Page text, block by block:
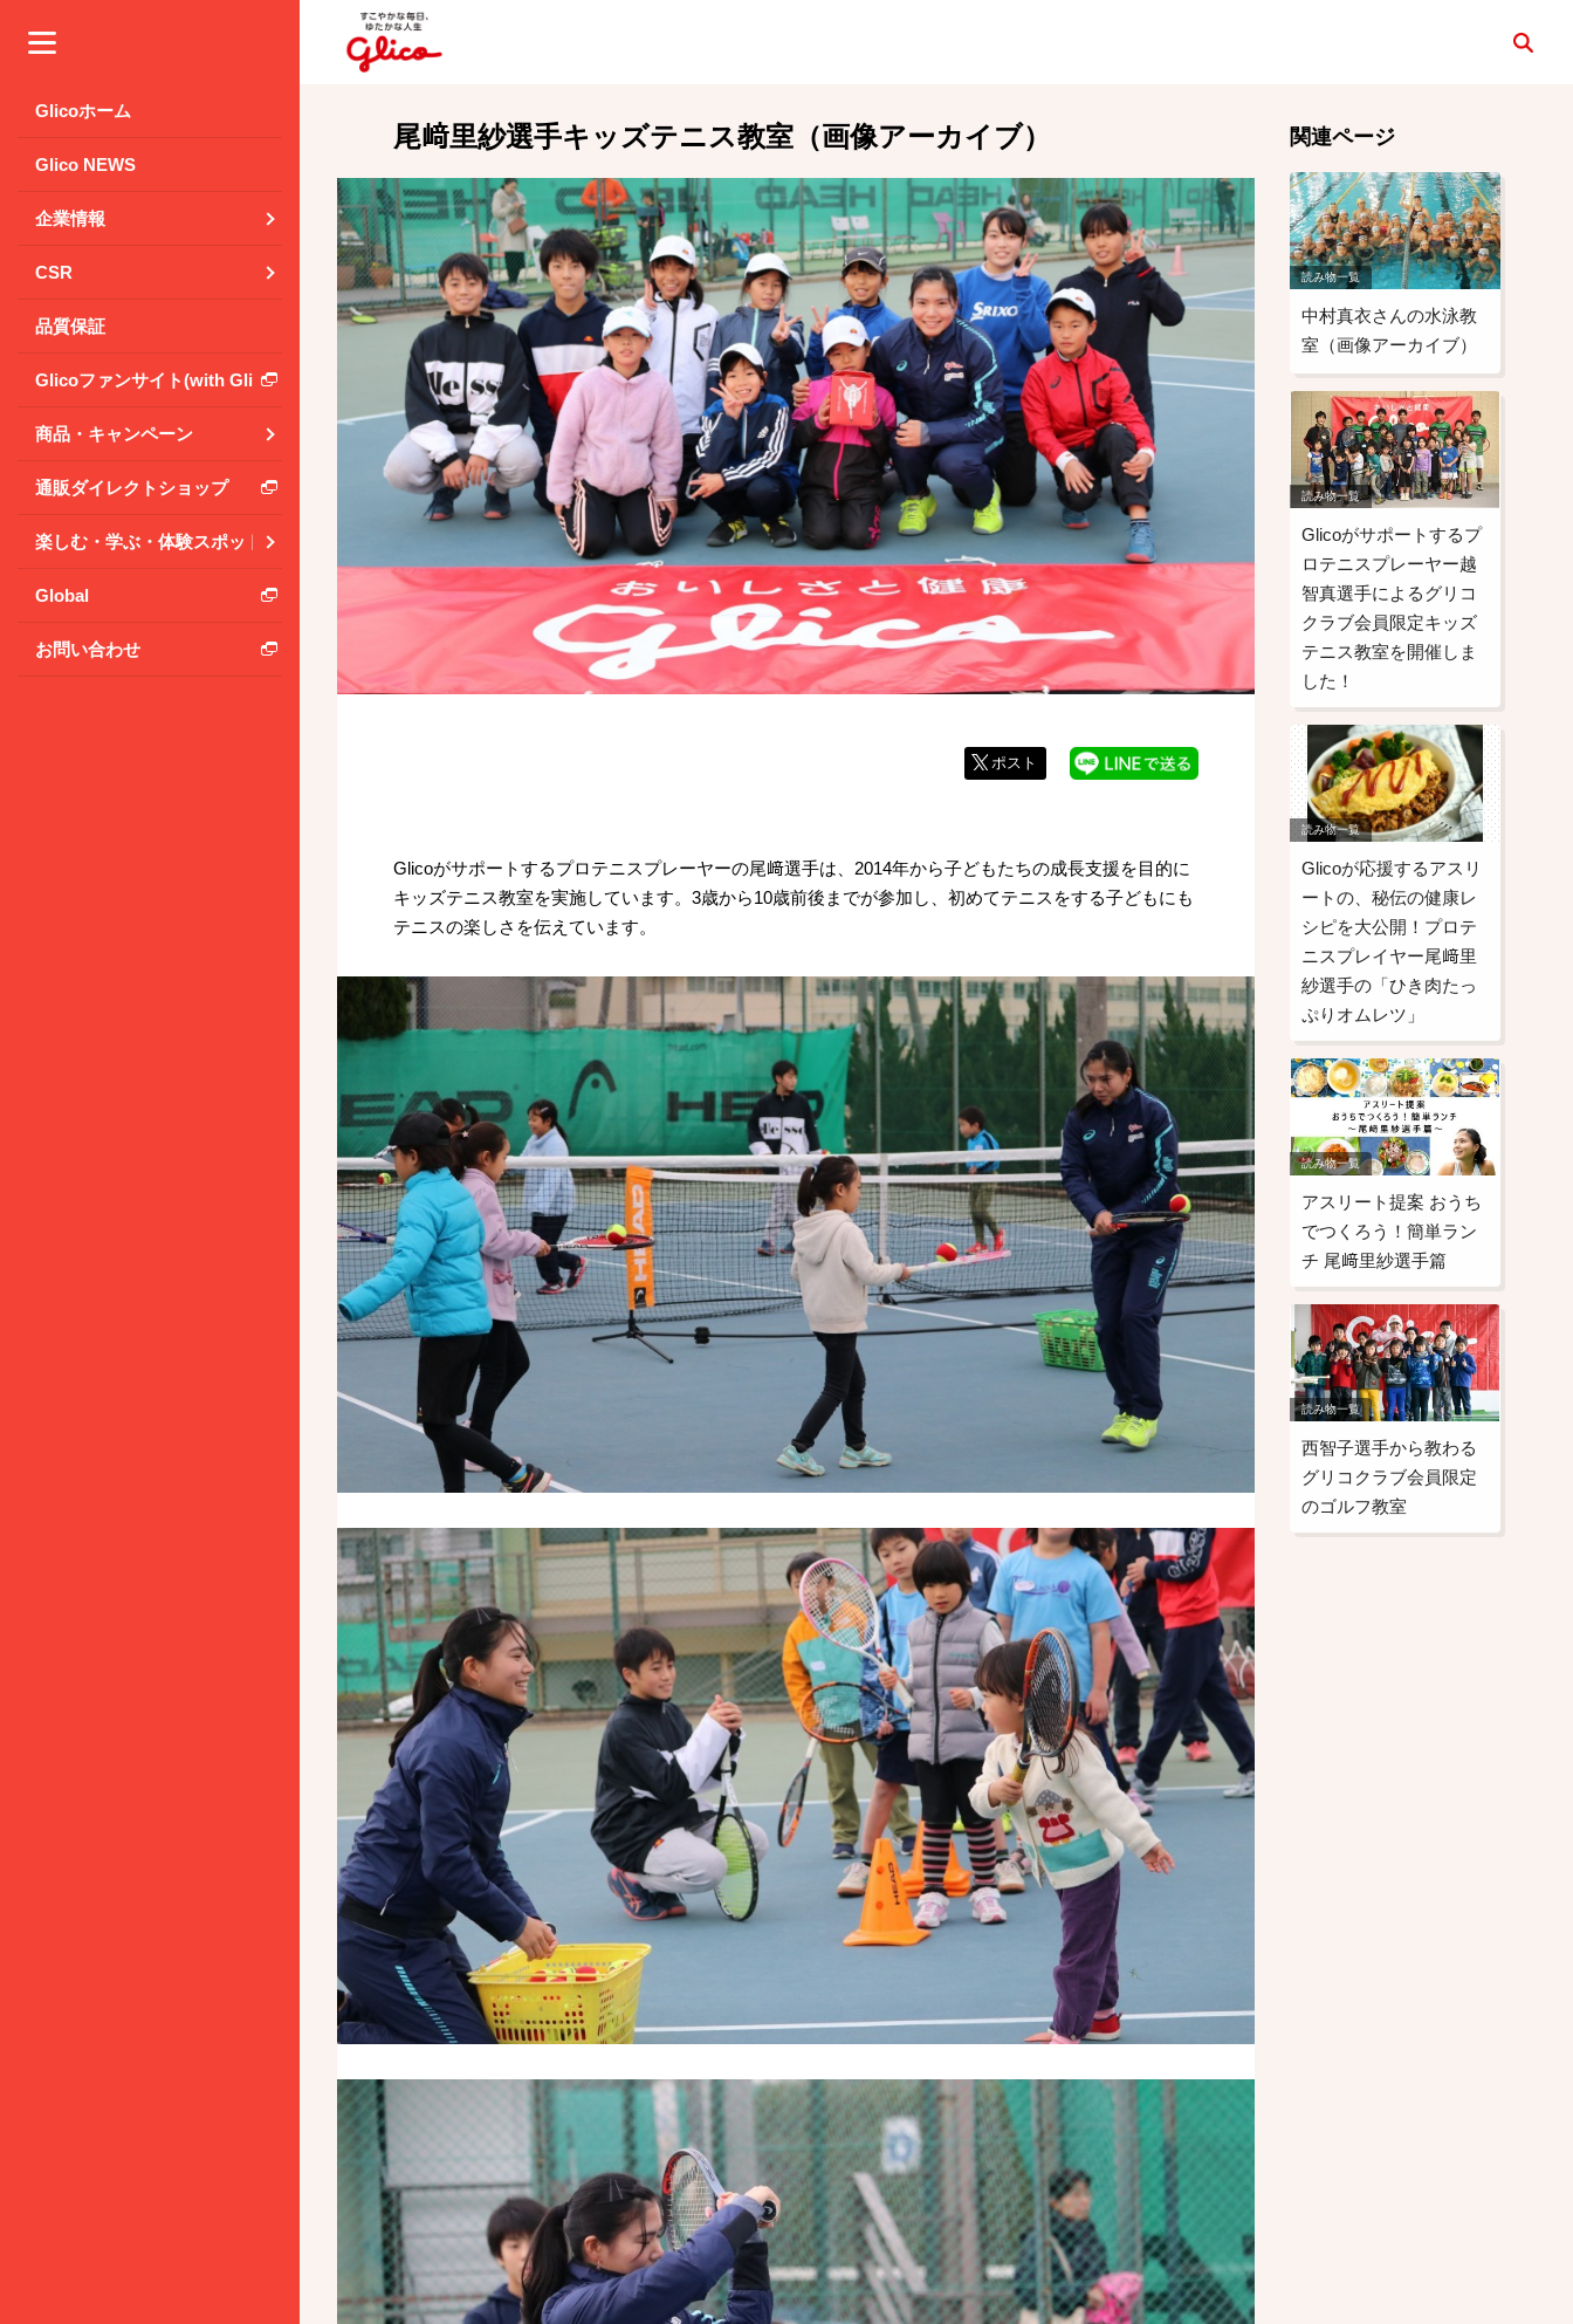
Glicoホーム
Glico NEWS
企業情報
CSR
品質保証
Glicoファンサイト(with Glico Park)
商品・キャンペーン
通販ダイレクトショップ
楽しむ・学ぶ・体験スポット
Global
お問い合わせ
尾﨑里紗選手キッズテニス教室（画像アーカイブ）
ポスト
Glicoがサポートするプロテニスプレーヤーの尾﨑選手は、2014年から子どもたちの成長支援を目的に
キッズテニス教室を実施しています。3歳から10歳前後までが参加し、初めてテニスをする子どもにも
テニスの楽しさを伝えています。
関連ページ
読み物一覧
中村真衣さんの水泳教
室（画像アーカイブ）
読み物一覧
Glicoがサポートするプ
ロテニスプレーヤー越
智真選手によるグリコ
クラブ会員限定キッズ
テニス教室を開催しま
した！
読み物一覧
Glicoが応援するアスリ
ートの、秘伝の健康レ
シピを大公開！プロテ
ニスプレイヤー尾﨑里
紗選手の「ひき肉たっ
ぷりオムレツ」
読み物一覧
アスリート提案 おうち
でつくろう！簡単ラン
チ 尾﨑里紗選手篇
読み物一覧
西智子選手から教わる
グリコクラブ会員限定
のゴルフ教室